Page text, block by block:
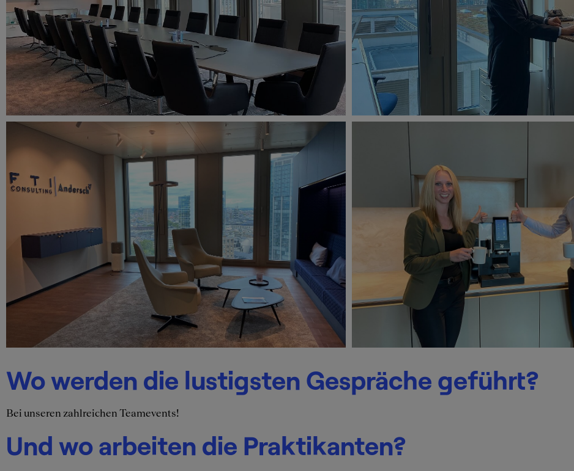
Wo werden die lustigsten Gespräche geführt?
Bei unseren zahlreichen Teamevents!
Und wo arbeiten die Praktikanten?